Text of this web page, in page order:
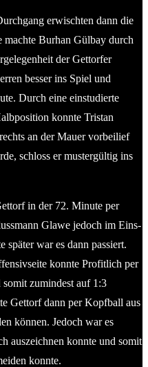
erwischten dann die
machte Burhan Gülbay durch
der Gettorfer
besser ins Spiel und
Durch eine einstudierte
konnte Tristan
an der Mauer vorbeilief
schloss er mustergültig ins
in der 72. Minute per
Glawe jedoch im Eins-
später war es dann passiert.
konnte Profitlich per
zumindest auf 1:3
Gettorf dann per Kopfball aus
können. Jedoch war es
auszeichnen konnte und somit
konnte.